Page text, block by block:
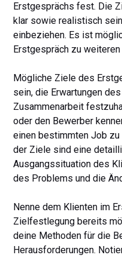
Erstgesprächs fest. Die
klar sowie realistisch
einbeziehen. Es ist
Erstgespräch zu
Mögliche Ziele des
sein, die Erwartungen
Zusammenarbeit
oder den Bewerber
einen bestimmten Job
der Ziele sind eine
Ausgangssituation des
des Problems und die
Nenne dem Klienten im
Zielfestlegung bereits
deine Methoden für die
Herausforderungen.